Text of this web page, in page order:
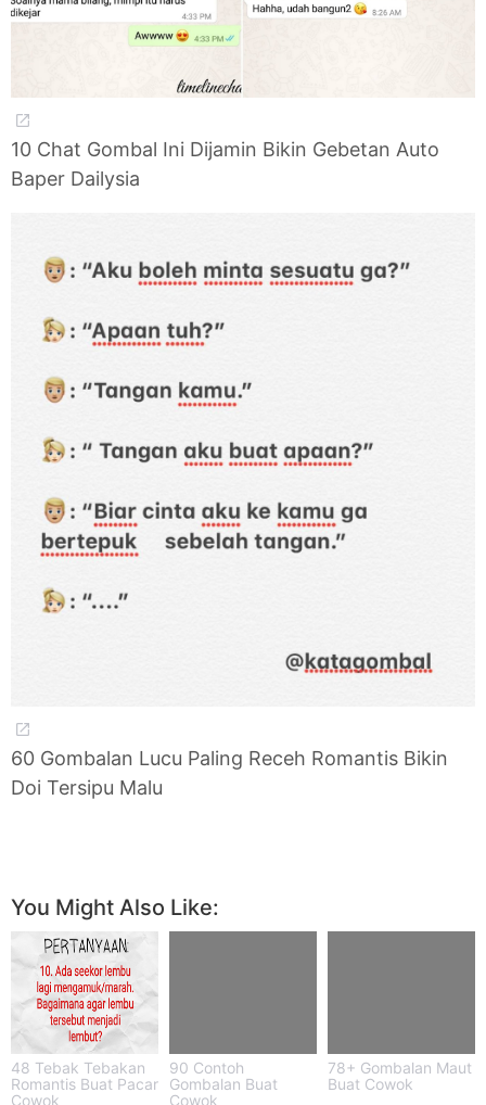
10 Chat Gombal Ini Dijamin Bikin Gebetan Auto
Baper Dailysia
60 Gombalan Lucu Paling Receh Romantis Bikin
Doi Tersipu Malu
You Might Also Like:
48 Tebak Tebakan
Romantis Buat Pacar
Cowok
90 Contoh
Gombalan Buat
Cowok
78+ Gombalan Maut
Buat Cowok